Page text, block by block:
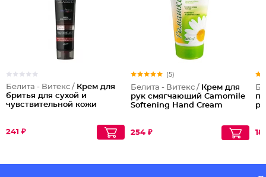
Белита - Витекс / Крем для
бритья для сухой и
чувствительной кожи
241 ₽
(5)
Белита - Витекс / Крем для
рук смягчающий Camomile
Softening Hand Cream
254 ₽